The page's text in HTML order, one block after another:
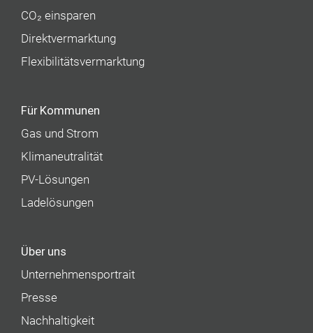
CO₂ einsparen
Direktvermarktung
Flexibilitätsvermarktung
Für Kommunen
Gas und Strom
Klimaneutralität
PV-Lösungen
Ladelösungen
Über uns
Unternehmens­portrait
Presse
Nachhaltigkeit